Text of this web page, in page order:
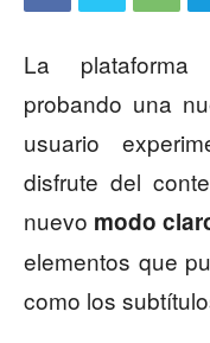
La plataforma
probando una
usuario
disfrute del
nuevo modo
elementos que
como los